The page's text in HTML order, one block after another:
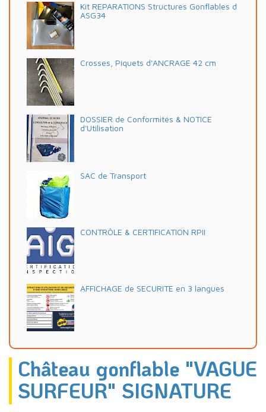
Kit REPARATIONS Structures Gonflables d
ASG34
Crosses, Piquets d'ANCRAGE 42 cm
DOSSIER de Conformités & NOTICE
d'Utilisation
SAC de Transport
CONTRÔLE & CERTIFICATION RPII
AFFICHAGE de SECURITE en 3 langues
Château gonflable "VAGUE
SURFEUR" SIGNATURE